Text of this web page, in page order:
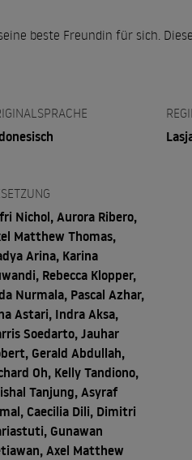
beste Freundin für sich.
Nichol, Aurora Ribero,
Matthew Thomas,
Arina, Karina
Rebecca Klopper,
Nurmala, Pascal Azhar,
Astari, Indra Aksa,
Soedarto, Jauhar
Gerald Abdullah,
Oh, Kelly Tandiono,
Tanjung, Asyraf
Caecilia Dili, Dimitri
Gunawan
Axel Matthew